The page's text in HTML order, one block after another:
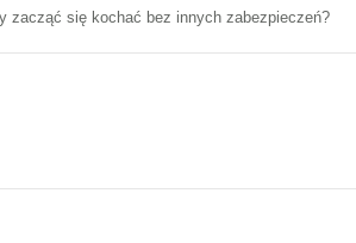
zacząć się kochać bez innych zabezpieczeń?